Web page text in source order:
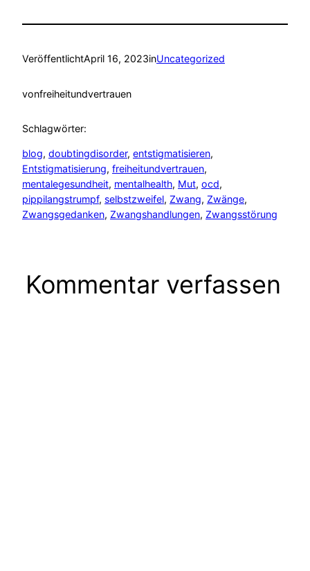
VeröffentlichtApril 16, 2023inUncategorized
vonfreiheitundvertrauen
Schlagwörter:
blog, doubtingdisorder, entstigmatisieren
Entstigmatisierung, freiheitundvertrauen
mentalegesundheit, mentalhealth, Mut, ocd
pippilangstrumpf, selbstzweifel, Zwang, Zwänge
Zwangsgedanken, Zwangshandlungen, Zwangsstörung
Kommentar verfassen